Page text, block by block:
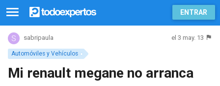
ENTRAR
Automóviles y Vehículos
sabripaula el 3 may. 13
Mi renault megane no arranca